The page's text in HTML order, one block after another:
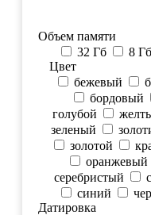
Объем памяти
32 Гб
8 Гб
Цвет
бежевый
бордовый
голубой
зеленый
золотой
оранжевый
серебристый
синий
Датировка